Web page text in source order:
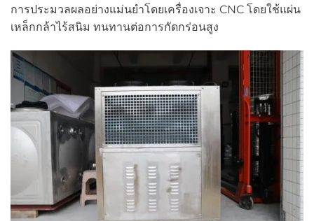
การประมวลผลอย่างแม่นยำโดยเครื่องเจาะ CNC โดยใช้แผ่น
เหล็กกล้าไร้สนิม ทนทานต่อการกัดกร่อนสูง